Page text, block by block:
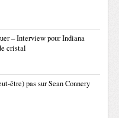
– Interview pour Indiana
cristal
être) pas sur Sean Connery